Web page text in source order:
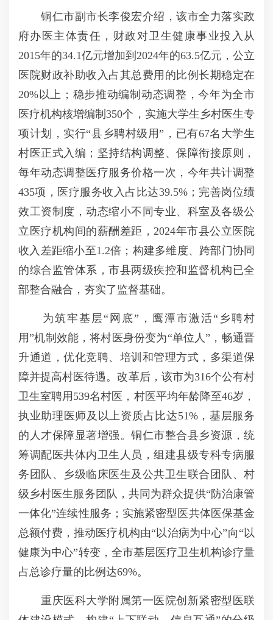
铜仁市副市长李俊宏介绍，该市全力落实政
府办医主体责任，财政对卫生健康事业投入从
2015年的34.1亿元增加到2024年的63.5亿元，公立
医院财政补助收入占其总费用的比例长期稳定在
20%以上；稳步推动编制动态调整，今年为全市
医疗机构核增编制350个，实施大学生乡村医生专
项计划，实行“县乡聘村级用”，已有67名大学生
村医正式入编；坚持结构调整、保障衔接原则，
每年动态调整医疗服务价格一次，今年共计调整
435项，医疗服务收入占比达39.5%；完善岗位绩
效工资制度，动态缩小不同专业、科室及各级公
立医疗机构间的薪酬差距，2024年市县公立医院
收入差距缩小至1.2倍；构建多维度、跨部门协同
的综合监管体系，市县两级疾控和监督机构已全
部整合融合，夯实了监督基础。
为筑牢基层“网底”，鹰潭市激活“乡聘村
用”机制效能，将村医身份变为“单位人”，畅通晋
升通道，优化竞聘、培训和管理方式，多渠道保
障并提高村医待遇。改革后，该市为316个公有村
卫生室聘用539名村医，村医平均年龄降至46岁，
执业助理医师及以上资质占比达51%，基层服务
的人才保障显著增强。铜仁市整合县乡资源，统
筹调配医共体内卫生人员，组建县级专科专病服
务团队、乡级临床医生及公共卫生联合团队、村
级乡村医生服务团队，共同为群众提供“防治康管
一体化”连续性服务；实施紧密型医共体医保基金
总额付费，推动医疗机构由“以治病为中心”向“以
健康为中心”转变，全市基层医疗卫生机构诊疗量
占总诊疗量的比例达69%。
重庆医科大学附属第一医院创新紧密型医联